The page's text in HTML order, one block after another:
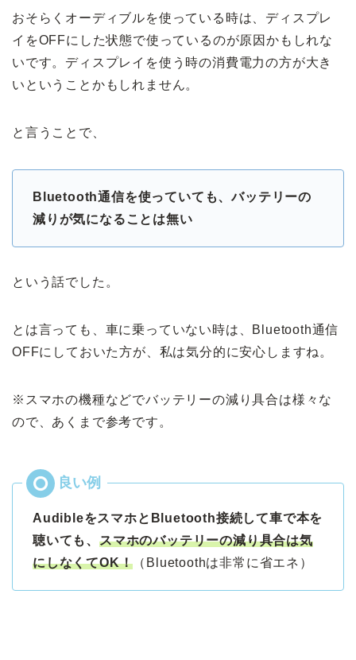
おそらくオーディブルを使っている時は、ディスプレ
イをOFFにした状態で使っているのが原因かもしれな
いです。ディスプレイを使う時の消費電力の方が大き
いということかもしれません。
と言うことで、
Bluetooth通信を使っていても、バッテリーの
減りが気になることは無い
という話でした。
とは言っても、車に乗っていない時は、Bluetooth通信
OFFにしておいた方が、私は気分的に安心しますね。
※スマホの機種などでバッテリーの減り具合は様々な
ので、あくまで参考です。
AudibleをスマホとBluetooth接続して車で本を
聴いても、 スマホのバッテリーの減り具合は気
にしなくてOK！ （Bluetoothは非常に省エネ）